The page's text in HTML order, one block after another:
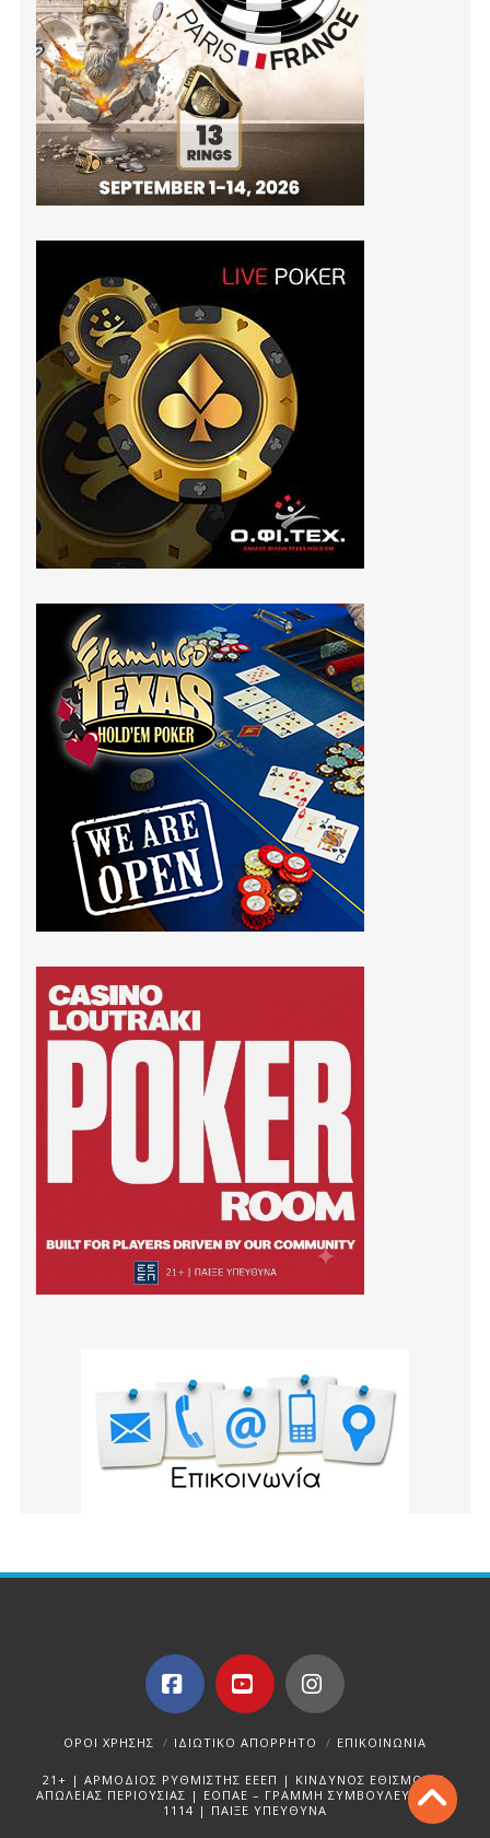
FacebookYouTubeInstagram
ΌΡΟΙ ΧΡΉΣΗΣ ΙΔΙΩΤΙΚΌ ΑΠΌΡΡΗΤΟ ΕΠΙΚΟΙΝΩΝΊΑ
21+ | ΑΡΜΟΔΙΟΣ ΡΥΘΜΙΣΤΗΣ ΕΕΕΠ | ΚΙΝΔΥΝΟΣ ΕΘΙΣΜΟΥ &
ΑΠΩΛΕΙΑΣ ΠΕΡΙΟΥΣΙΑΣ | ΕΟΠΑΕ – ΓΡΑΜΜΗ ΣΥΜΒΟΥΛΕΥΤΙΚΗΣ:
1114 | ΠΑΙΞΕ ΥΠΕΥΘΥΝΑ